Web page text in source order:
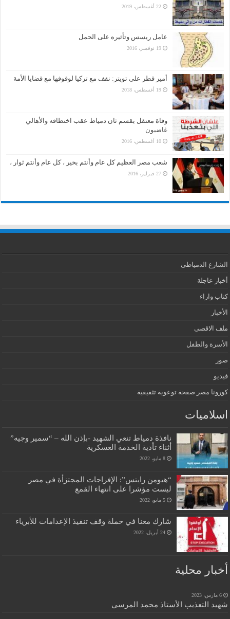
22 أغسطس، 2019
عامل ريسس وتأثيره على الحمل
19 نوفمبر، 2016
أمير قطر على تويتر: نقف مع تركيا لوقوفها مع قضايا الأمة
19 أغسطس، 2018
وفاة معتقل بقسم ثان دمياط عقب اختطافه والأهالي
غاضبون
10 أغسطس، 2016
شعب مصر العظيم كل عام وأنتم بخير ، كل عام وأنتم ثوار ،
27 فبراير، 2016
الشارع الدمياطى
أخبار عاجلة
كتاب واراء
الأخبار
ملف الاقصى
الأسرة والطفل
صور
فيديو
كورونا مصر صفحة توعوية تثقيفية
اسلاميات
نافذة دمياط تنعي الشهيد -بإذن الله – “سمير وجيه”
أثناء تأدية الخدمة العسكرية
8 مايو، 2022
“هيومن رايتس”: الإفراجات المجتزأة في مصر
ليست مؤشرا على انتهاء القمع
5 مايو، 2022
شارك معنا في حملة وقف تنفيذ الإعدامات للأبرياء
24 أبريل، 2022
أخبار محلية
6 مارس، 2023
شهيد التعذيب الأستاذ محمد المرسي